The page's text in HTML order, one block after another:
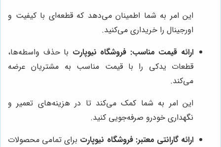
این امر به شما اطمینان می‌دهد که قطعه‌ای با کیفیت و
اورجینال را خریداری می‌کنید.
ارائه قیمت مناسب: فروشگاه نیوپارت با حذف واسطه‌ها،
قطعات یدکی را با قیمت مناسب به مشتریان عرضه
می‌کند.
این امر به شما کمک می‌کند تا در هزینه‌های تعمیر و
نگهداری خودرو صرفه‌جویی کنید.
ارائه گارانتی معتبر: فروشگاه نیوپارت برای تمامی محصولات